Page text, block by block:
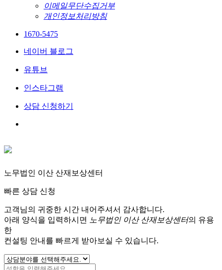
이메일무단수집거부
개인정보처리방침
1670-5475
네이버 블로그
유튜브
인스타그램
상담 신청하기
노무법인 이산 산재보상센터
빠른 상담 신청
고객님의 귀중한 시간 내어주셔서 감사합니다.
아래 양식을 입력하시면
노무법인 이산 산재보상센터의 유용
한
컨설팅 안내를 빠르게 받아보실 수 있습니다.